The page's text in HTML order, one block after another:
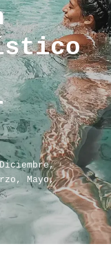
Diciembre,
, Mayo,